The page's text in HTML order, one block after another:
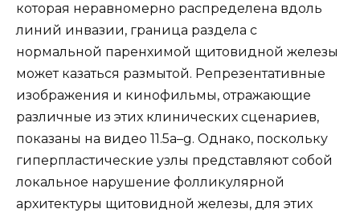
которая неравномерно распределена вдоль
линий инвазии, граница раздела с
нормальной паренхимой щитовидной железы
может казаться размытой. Репрезентативные
изображения и кинофильмы, отражающие
различные из этих клинических сценариев,
показаны на видео 11.5a–g. Однако, поскольку
гиперпластические узлы представляют собой
локальное нарушение фолликулярной
архитектуры щитовидной железы, для этих